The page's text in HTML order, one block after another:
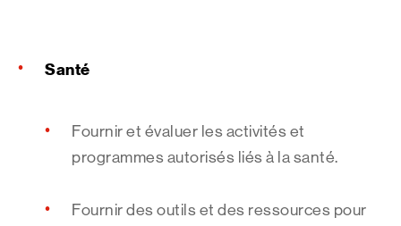
Santé
Fournir et évaluer les activités et
programmes autorisés liés à la santé.
Fournir des outils et des ressources pour